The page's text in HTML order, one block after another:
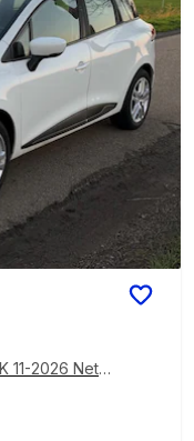
11-2026 Nette